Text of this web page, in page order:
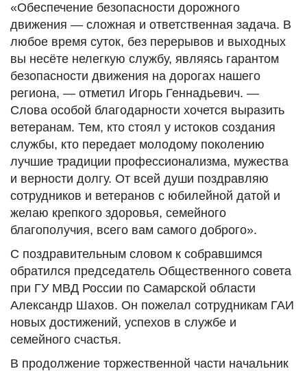
«Обеспечение безопасности дорожного
движения — сложная и ответственная задача. В
любое время суток, без перерывов и выходных
вы несёте нелегкую службу, являясь гарантом
безопасности движения на дорогах нашего
региона, — отметил Игорь Геннадьевич. —
Слова особой благодарности хочется выразить
ветеранам. Тем, кто стоял у истоков создания
службы, кто передает молодому поколению
лучшие традиции профессионализма, мужества
и верности долгу. От всей души поздравляю
сотрудников и ветеранов с юбилейной датой и
желаю крепкого здоровья, семейного
благополучия, всего вам самого доброго».
С поздравительным словом к собравшимся
обратился председатель Общественного совета
при ГУ МВД России по Самарской области
Александр Шахов. Он пожелал сотрудникам ГАИ
новых достижений, успехов в службе и
семейного счастья.
В продолжение торжественной части начальник